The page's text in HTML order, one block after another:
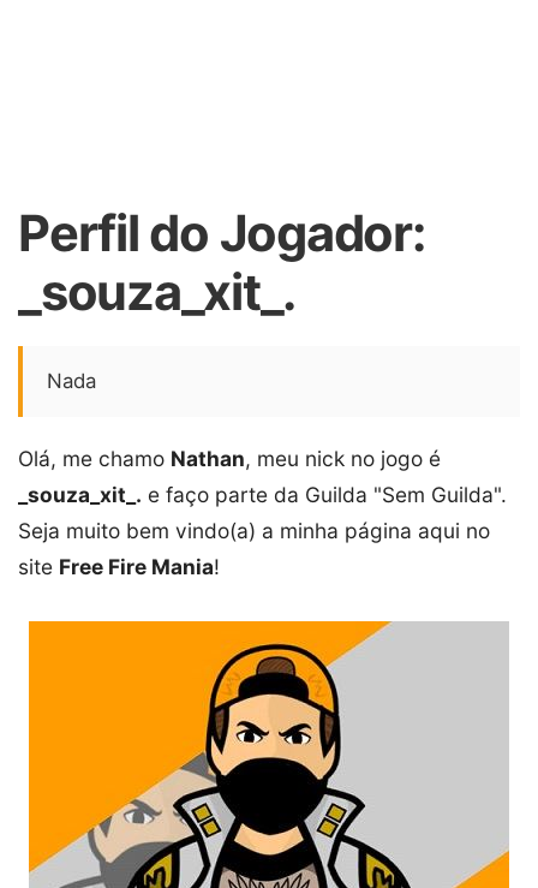
Perfil do Jogador:
_souza_xit_.
Nada
Olá, me chamo Nathan, meu nick no jogo é
_souza_xit_. e faço parte da Guilda "Sem Guilda".
Seja muito bem vindo(a) a minha página aqui no
site Free Fire Mania!